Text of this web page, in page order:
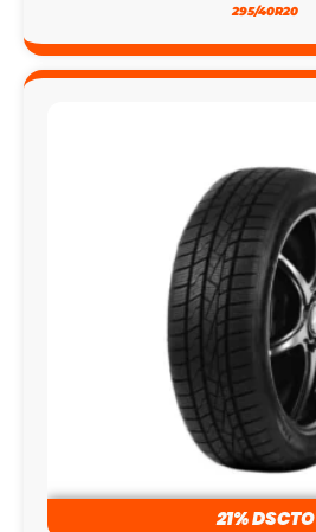
295/40R20
21% DSCTO